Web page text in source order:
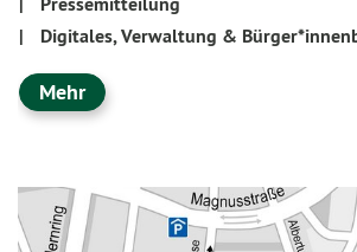
|
Digitales, Verwaltung &
Mehr